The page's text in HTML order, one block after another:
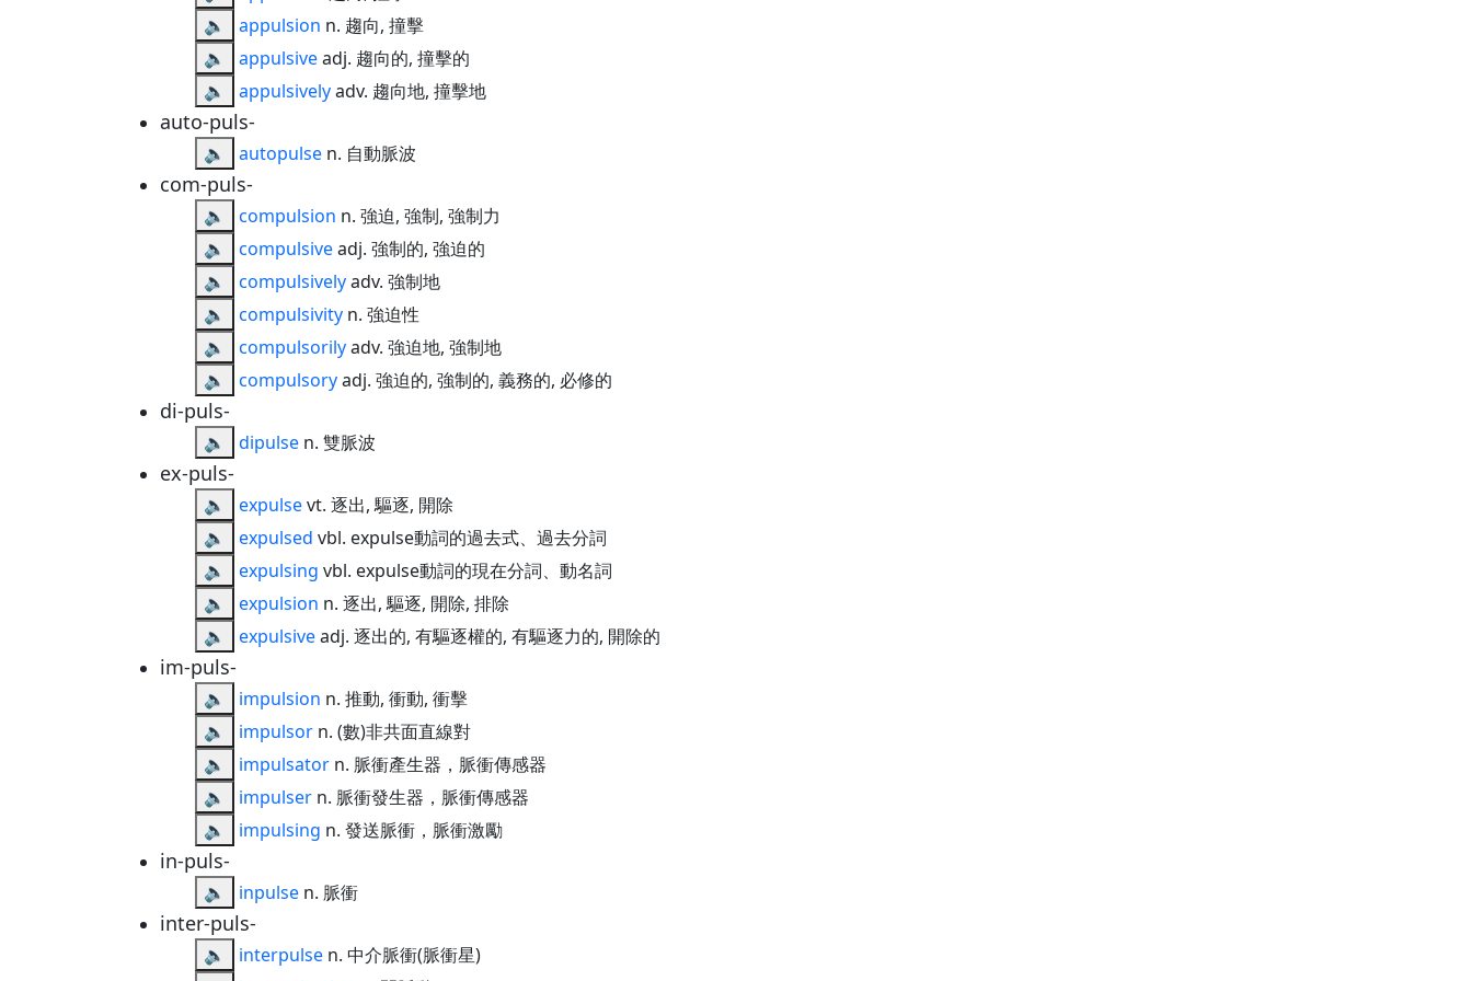
🔈
appulsion n. 趨向, 撞擊
🔈
appulsiveadj. 趨向的, 撞擊的
🔈
appulsivelyadv. 趨向地, 撞擊地
auto-puls-
🔈 autopulse n. 自動脈波
com-puls-
🔈 compulsion n. 強迫, 強制, 強制力
🔈
compulsiveadj. 強制的, 強迫的
🔈
compulsivelyadv. 強制地
🔈
compulsivity n. 強迫性
🔈
compulsorilyadv. 強迫地, 強制地
🔈
compulsoryadj. 強迫的, 強制的, 義務的, 必修的
di-puls-
🔈 dipulse n. 雙脈波
ex-puls-
🔈 expulsevt. 逐出, 驅逐, 開除
🔈
expulsed vbl. expulse動詞的過去式、過去分詞
🔈
expulsing vbl. expulse動詞的現在分詞、動名詞
🔈
expulsion n. 逐出, 驅逐, 開除, 排除
🔈
expulsiveadj. 逐出的, 有驅逐權的, 有驅逐力的, 開除的
im-puls-
🔈 impulsion n. 推動, 衝動, 衝擊
🔈
impulsor n. (數)非共面直線對
🔈
impulsator n. 脈衝產生器，脈衝傳感器
🔈
impulser n. 脈衝發生器，脈衝傳感器
🔈
impulsing n. 發送脈衝，脈衝激勵
in-puls-
🔈 inpulse n. 脈衝
inter-puls-
🔈 interpulse n. 中介脈衝(脈衝星)